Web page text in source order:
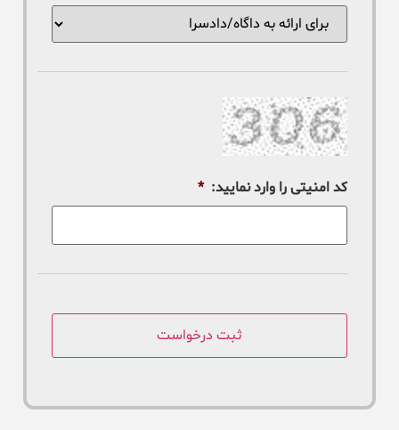
کد امنیتی را وارد نمایید: *